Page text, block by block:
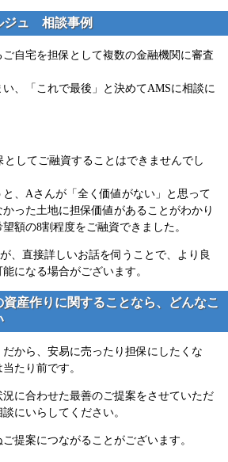
ジュ 相談事例
自宅を担保として複数の金融機関に審査
、「これで最後」と決めてAMSに相談に
してご融資することはできませんでし
、Aさんが「全く価値がない」と思って
った土地に担保価値があることがわかり
額の8割程度をご融資できました。
、直接詳しいお話を伺うことで、より良
になる場合がございます。
産作りに関することなら、どんなこ
だから、安易に売ったり担保にしたくな
たり前です。
に合わせた最善のご提案をさせていただ
にいらしてください。
提案につながることがございます。